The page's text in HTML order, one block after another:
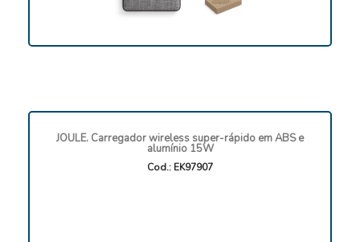
JOULE. Carregador wireless super-rápido em ABS e
alumínio 15W
Cod.: EK97907